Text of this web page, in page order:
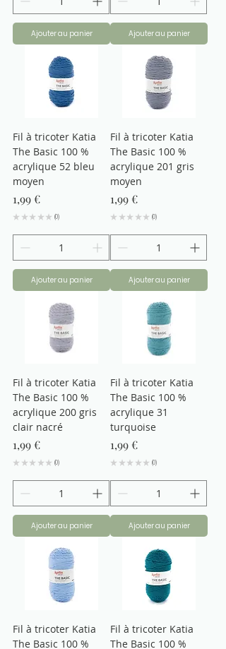
Ajouter au panier Ajouter au panier
Fil à tricoter Katia
The Basic 100 %
acrylique 52 bleu
moyen
Prix
1,99 €
★ ★ ★ ★ ★ 0
0
Ajouter au panier
Fil à tricoter Katia
The Basic 100 %
acrylique 201 gris
moyen
Prix
1,99 €
★ ★ ★ ★ ★ 0
0
Ajouter au panier
Fil à tricoter Katia
The Basic 100 %
acrylique 200 gris
clair nacré
Prix
1,99 €
★ ★ ★ ★ ★ 0
0
Ajouter au panier
Fil à tricoter Katia
The Basic 100 %
acrylique 31
turquoise
Prix
1,99 €
★ ★ ★ ★ ★ 0
0
Ajouter au panier
Fil à tricoter Katia
The Basic 100 %
Fil à tricoter Katia
The Basic 100 %